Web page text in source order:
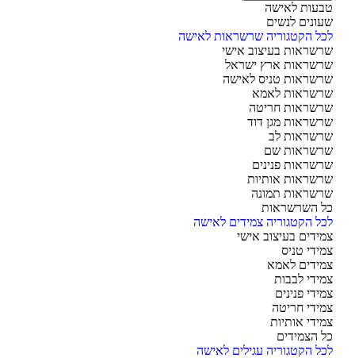
לאישה
לנשים
הקטגוריה שרשראות לאישה
בעיצוב אישי
ארץ ישראל
טניס לאישה
לאמא
חריטה
מגן דוד
לב
שם
פנינים
אותיות
תמונה
השרשראות
הקטגוריה צמידים לאישה
בעיצוב אישי
טניס
לאמא
לבבות
פנינים
חריטה
אותיות
הצמידים
הקטגוריה עגילים לאישה